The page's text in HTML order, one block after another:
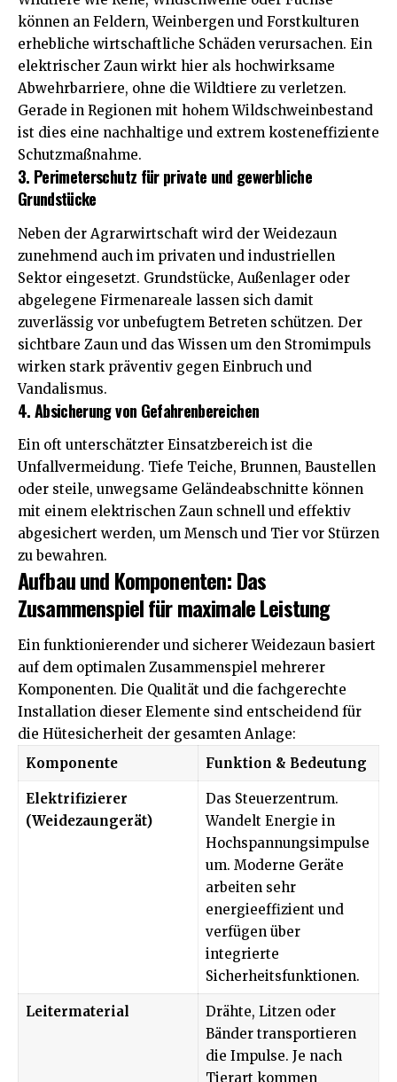
können an Feldern, Weinbergen und Forstkulturen
erhebliche wirtschaftliche Schäden verursachen. Ein
elektrischer Zaun wirkt hier als hochwirksame
Abwehrbarriere, ohne die Wildtiere zu verletzen.
Gerade in Regionen mit hohem Wildschweinbestand
ist dies eine nachhaltige und extrem kosteneffiziente
Schutzmaßnahme.
3. Perimeterschutz für private und gewerbliche
Grundstücke
Neben der Agrarwirtschaft wird der Weidezaun
zunehmend auch im privaten und industriellen
Sektor eingesetzt. Grundstücke, Außenlager oder
abgelegene Firmenareale lassen sich damit
zuverlässig vor unbefugtem Betreten schützen. Der
sichtbare Zaun und das Wissen um den Stromimpuls
wirken stark präventiv gegen Einbruch und
Vandalismus.
4. Absicherung von Gefahrenbereichen
Ein oft unterschätzter Einsatzbereich ist die
Unfallvermeidung. Tiefe Teiche, Brunnen, Baustellen
oder steile, unwegsame Geländeabschnitte können
mit einem elektrischen Zaun schnell und effektiv
abgesichert werden, um Mensch und Tier vor Stürzen
zu bewahren.
Aufbau und Komponenten: Das
Zusammenspiel für maximale Leistung
Ein funktionierender und sicherer Weidezaun basiert
auf dem optimalen Zusammenspiel mehrerer
Komponenten. Die Qualität und die fachgerechte
Installation dieser Elemente sind entscheidend für
die Hütesicherheit der gesamten Anlage:
Komponente
Funktion & Bedeutung
Elektrifizierer
(Weidezaungerät)
Das Steuerzentrum.
Wandelt Energie in
Hochspannungsimpulse
um. Moderne Geräte
arbeiten sehr
energieeffizient und
verfügen über
integrierte
Sicherheitsfunktionen.
Leitermaterial
Drähte, Litzen oder
Bänder transportieren
die Impulse. Je nach
Tierart kommen